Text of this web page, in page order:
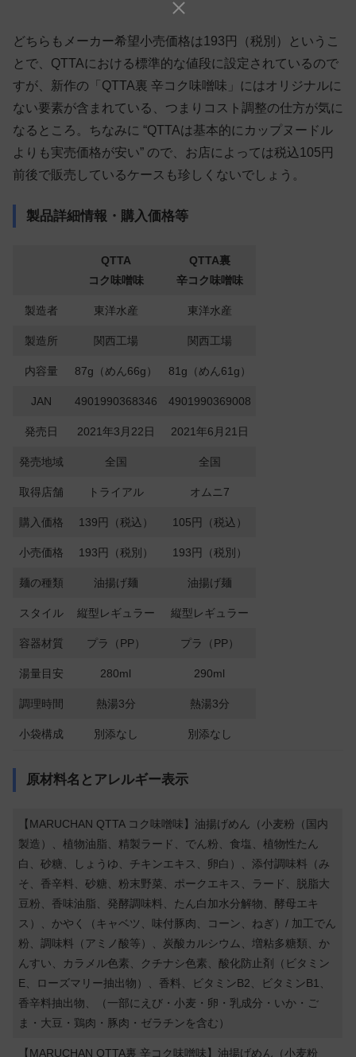
どちらもメーカー希望小売価格は193円（税別）というこ
とで、QTTAにおける標準的な値段に設定されているので
すが、新作の「QTTA裏 辛コク味噌味」にはオリジナルに
ない要素が含まれている、つまりコスト調整の仕方が気に
なるところ。ちなみに “QTTAは基本的にカップヌードル
よりも実売価格が安い” ので、お店によっては税込105円
前後で販売しているケースも珍しくないでしょう。
製品詳細情報・購入価格等
QTTA
コク味噌味
QTTA裏
辛コク味噌味
製造者 東洋水産 東洋水産
製造所 関西工場 関西工場
内容量 87g（めん66g） 81g（めん61g）
JAN 4901990368346 4901990369008
発売日 2021年3月22日 2021年6月21日
発売地域 全国 全国
取得店舗 トライアル オムニ7
購入価格 139円（税込） 105円（税込）
小売価格 193円（税別） 193円（税別）
麺の種類 油揚げ麺 油揚げ麺
スタイル 縦型レギュラー 縦型レギュラー
容器材質 プラ（PP） プラ（PP）
湯量目安 280ml 290ml
調理時間 熱湯3分 熱湯3分
小袋構成 別添なし 別添なし
原材料名とアレルギー表示
【MARUCHAN QTTA コク味噌味】油揚げめん（小麦粉（国内
製造）、植物油脂、精製ラード、でん粉、食塩、植物性たん
白、砂糖、しょうゆ、チキンエキス、卵白）、添付調味料（み
そ、香辛料、砂糖、粉末野菜、ポークエキス、ラード、脱脂大
豆粉、香味油脂、発酵調味料、たん白加水分解物、酵母エキ
ス）、かやく（キャベツ、味付豚肉、コーン、ねぎ）/ 加工でん
粉、調味料（アミノ酸等）、炭酸カルシウム、増粘多糖類、か
んすい、カラメル色素、クチナシ色素、酸化防止剤（ビタミン
E、ローズマリー抽出物）、香料、ビタミンB2、ビタミンB1、
香辛料抽出物、（一部にえび・小麦・卵・乳成分・いか・ご
ま・大豆・鶏肉・豚肉・ゼラチンを含む）
【MARUCHAN QTTA裏 辛コク味噌味】油揚げめん（小麦粉